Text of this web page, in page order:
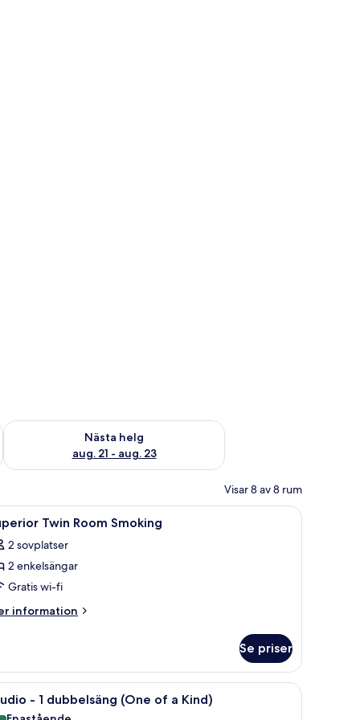
aug. 14 - aug. 16
Nästa helg
aug. 21 - aug. 23
Kontrollera tillgängligheten för nästa helg aug. 21 - aug. 23
Visar 8 av 8 rum
ett nattduksbord och en garderob.Ett hotellrum med två sängar, ett skrivbord,
1 Twin Room Smoking
2 sovplatser
2 enkelsängar
Gratis wi-fi
information
Se priser
och en stol. Ett modernt hotellrum med en säng, ett
6 - 1 dubbelsäng (One of a Kind)